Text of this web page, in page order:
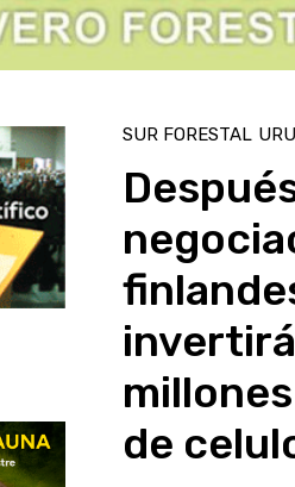
SUR FORESTAL
de